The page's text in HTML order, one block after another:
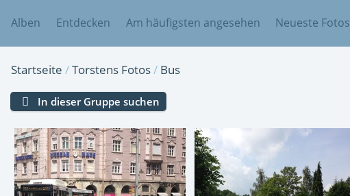
Alben Entdecken Am häufigsten angesehen Neueste Fotos
Startseite /Torstens Fotos/ Bus
In dieser Gruppe suchen